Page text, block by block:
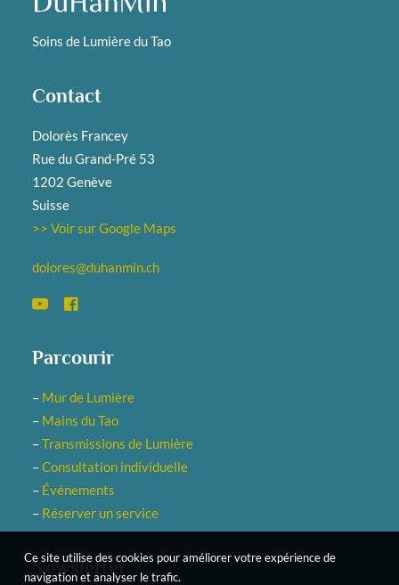
Soins de Lumière du Tao
Contact
Dolorès Francey
Rue du Grand-Pré 53
1202 Genève
Suisse
>> Voir sur Google Maps
dolores@duhanmin.ch
Parcourir
– Mur de Lumière
– Mains du Tao
–Transmissions de Lumière
–Consultation individuelle
– Événements
– Réserver un service
Newsletter
Ce site utilise des cookies pour améliorer votre expérience de
navigation et analyser le trafic.